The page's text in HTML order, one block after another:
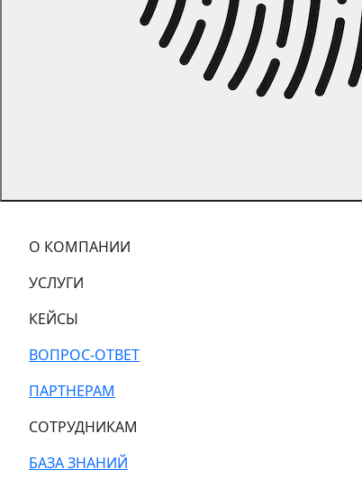
О КОМПАНИИ
УСЛУГИ
КЕЙСЫ
ВОПРОС-ОТВЕТ
ПАРТНЕРАМ
СОТРУДНИКАМ
БАЗА ЗНАНИЙ